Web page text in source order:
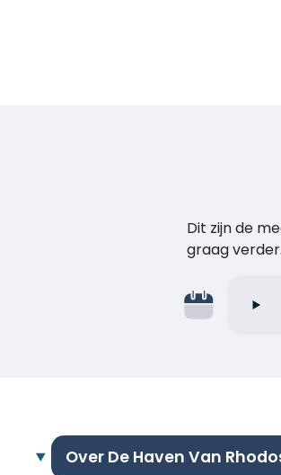
Dit zijn de
graag verder.
Over De Haven Van